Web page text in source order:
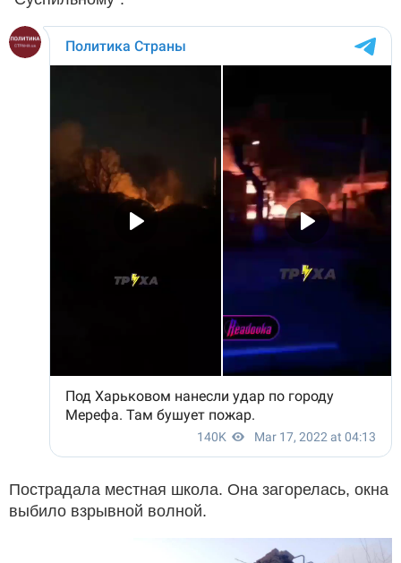
Пострадала местная школа. Она загорелась, окна
выбило взрывной волной.